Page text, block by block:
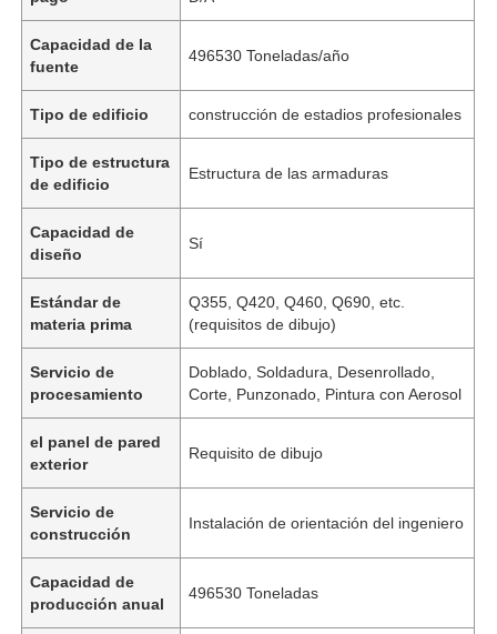
Capacidad de la
fuente
496530 Toneladas/año
Tipo de edificio construcción de estadios profesionales
Tipo de estructura
de edificio
Estructura de las armaduras
Capacidad de
diseño
Sí
Estándar de
materia prima
Q355, Q420, Q460, Q690, etc.
(requisitos de dibujo)
Servicio de
procesamiento
Doblado, Soldadura, Desenrollado,
Corte, Punzonado, Pintura con Aerosol
el panel de pared
exterior
Requisito de dibujo
Servicio de
construcción
Instalación de orientación del ingeniero
Capacidad de
producción anual
496530 Toneladas